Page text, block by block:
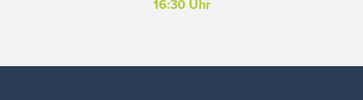
16:30 Uhr